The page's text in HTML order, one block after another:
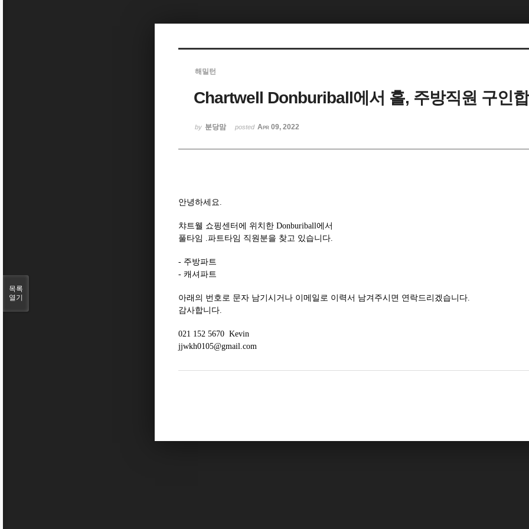
해밀턴
Chartwell Donburiball에서 홀, 주방직원 구인
by 분당맘 posted Apr 09, 2022
안녕하세요.
챠트웰 쇼핑센터에 위치한 Donburiball에서
풀타임 .파트타임 직원분을 찾고 있습니다.
- 주방파트
- 캐셔파트
아래의 번호로 문자 남기시거나 이메일로 이력서 남겨주시면 연락드리겠습니다.
감사합니다.
021 152 5670 Kevin
jjwkh0105@gmail.com
목록
열기
Sketchbook5, 스케치북5
Sketchbook5, 스케치북5